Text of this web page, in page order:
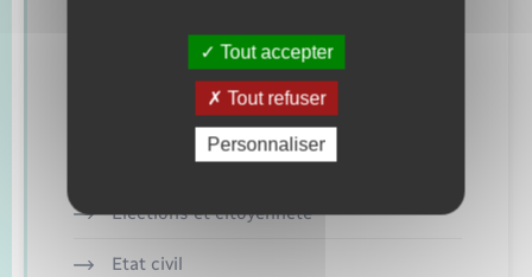
Retrouvez aussi
Concessions funéraires
Documents d’identité
Elections et citoyenneté
Etat civil
Tout accepter
Tout refuser
Personnaliser